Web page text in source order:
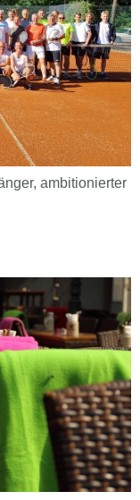
ambitionierter